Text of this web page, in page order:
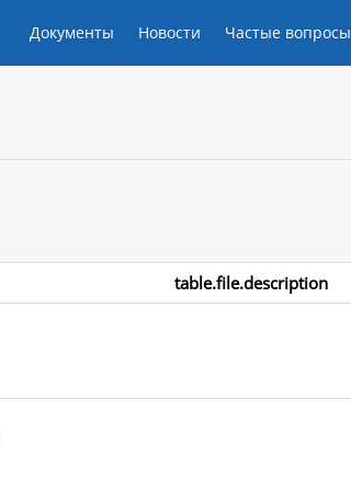
Документы Новости Частые вопросы
table.file.description